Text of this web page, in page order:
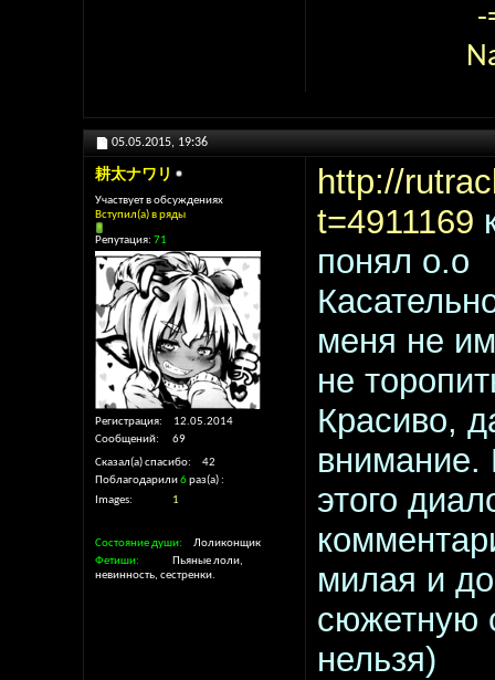
-
05.05.2015, 19:36
耕太ナワリ
Участвует в обсуждениях
Вступил(а) в ряды
Репутация: 71
Регистрация
12.05.2014
Сообщений
69
Сказал(а) спасибо
42
Поблагодарили6раз(а)
Images
1
Состояние души
Лоликонщик
Фетиши
Пьяные лоли,
невинность, сестренки.
http://
t=4911169
понял о.о
меня не
не
Красиво,
внимание.
этого
милая и
сюжетную
нельзя)